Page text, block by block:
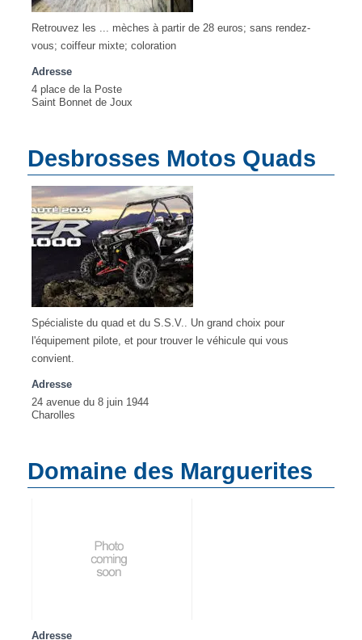
Retrouvez les ... mèches à partir de 28 euros; sans rendez-
vous; coiffeur mixte; coloration
Adresse
4 place de la Poste
Saint Bonnet de Joux
Desbrosses Motos Quads
Spécialiste du quad et du S.S.V.. Un grand choix pour
l'équipement pilote, et pour trouver le véhicule qui vous
convient.
Adresse
24 avenue du 8 juin 1944
Charolles
Domaine des Marguerites
Adresse